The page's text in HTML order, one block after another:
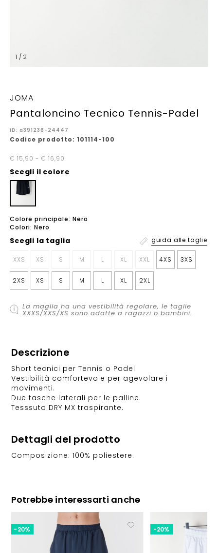
1 / 2
JOMA
Pantaloncino Tecnico Tennis-Padel
ID: a391236-24447
Codice prodotto: 101114-100
€ 15,90 - € 16,90
Scegli il colore
Colore principale: Nero
Colori: Nero
Scegli la taglia guida alle taglie
XXS XS S M L XL XXL 4XS 3XS
2XS XS S M L XL 2XL
La maglia ha una vestibilità regolare, le taglie
XXXS/XXS/XS sono adatte a ragazzi o bambini.
Descrizione
Short tecnici per Tennis o Padel.
Vestibilità comfortevole per agevolare i
movimenti.
Due tasche laterali per le palline.
Tesssuto DRY MX traspirante.
Dettagli del prodotto
Composizione: 100% poliestere.
Potrebbe interessarti anche
-20% -20%